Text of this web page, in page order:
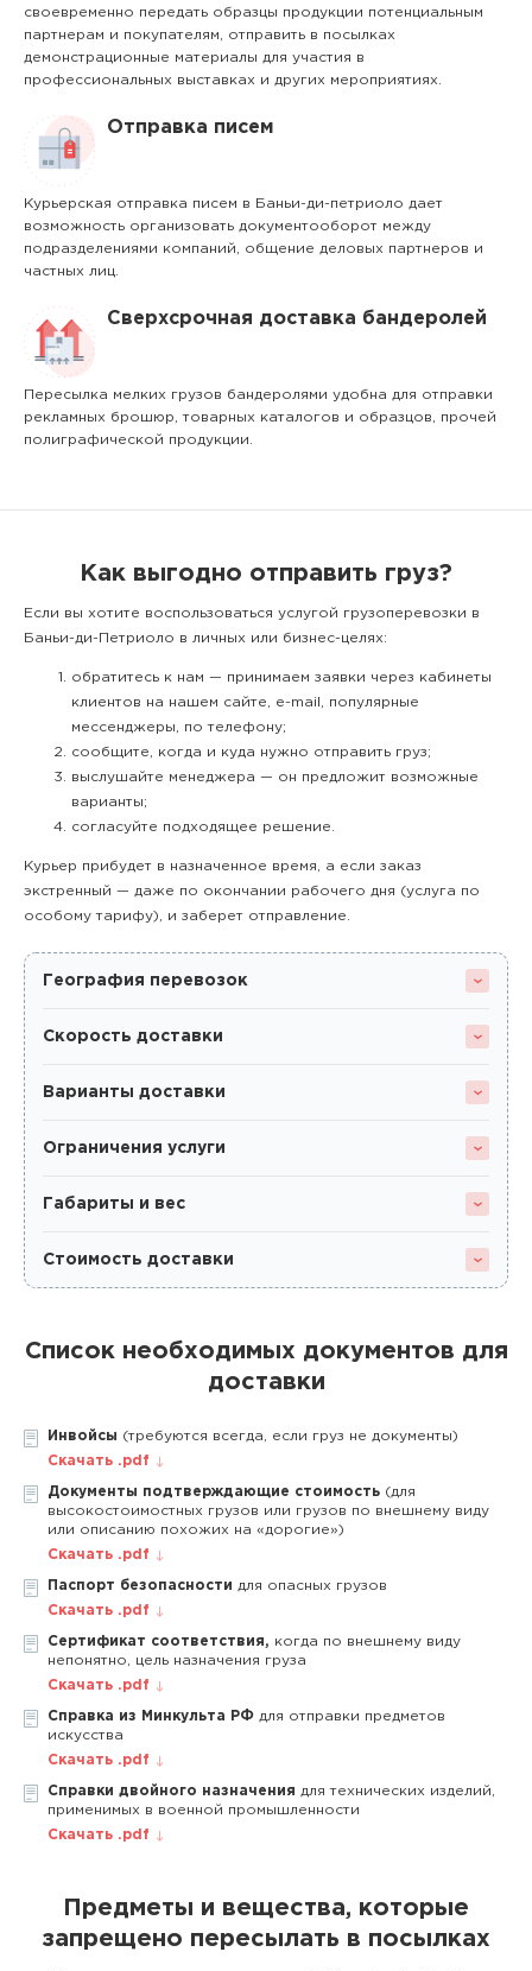
своевременно передать образцы продукции потенциальным
партнерам и покупателям, отправить в посылках
демонстрационные материалы для участия в
профессиональных выставках и других мероприятиях.
Отправка писем
Курьерская отправка писем в Баньи-ди-петриоло дает
возможность организовать документооборот между
подразделениями компаний, общение деловых партнеров и
частных лиц.
Сверхсрочная доставка бандеролей
Пересылка мелких грузов бандеролями удобна для отправки
рекламных брошюр, товарных каталогов и образцов, прочей
полиграфической продукции.
Как выгодно отправить груз?
Если вы хотите воспользоваться услугой грузоперевозки в
Баньи-ди-Петриоло в личных или бизнес-целях:
обратитесь к нам — принимаем заявки через кабинеты
клиентов на нашем сайте, e-mail, популярные
мессенджеры, по телефону;
сообщите, когда и куда нужно отправить груз;
выслушайте менеджера — он предложит возможные
варианты;
согласуйте подходящее решение.
Курьер прибудет в назначенное время, а если заказ
экстренный — даже по окончании рабочего дня (услуга по
особому тарифу), и заберет отправление.
География перевозок
Скорость доставки
Варианты доставки
Ограничения услуги
Габариты и вес
Стоимость доставки
Список необходимых документов для
доставки
Инвойсы (требуются всегда, если груз не документы)
Скачать .pdf
Документы подтверждающие стоимость (для
высокостоимостных грузов или грузов по внешнему виду
или описанию похожих на «дорогие»)
Скачать .pdf
Паспорт безопасности для опасных грузов
Скачать .pdf
Сертификат соответствия, когда по внешнему виду
непонятно, цель назначения груза
Скачать .pdf
Справка из Минкульта РФ для отправки предметов
искусства
Скачать .pdf
Справки двойного назначения для технических изделий,
применимых в военной промышленности
Скачать .pdf
Предметы и вещества, которые
запрещено пересылать в посылках